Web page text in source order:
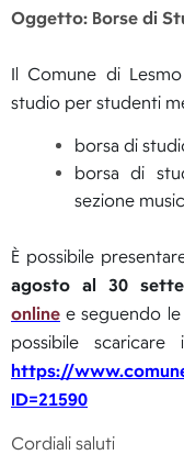
Oggetto: Borse di
Il Comune di
studio per studenti
borsa di
borsa di
sezione
È possibile
agosto al 30
online e seguendo
possibile
https://
ID=21590
Cordiali saluti